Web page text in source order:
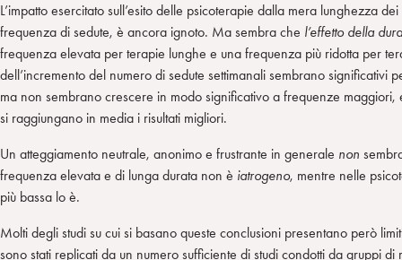
L’impatto esercitato sull’esito delle psicoterapie dalla mera lunghezza
frequenza di sedute, è ancora ignoto. Ma sembra che l’effetto della
frequenza elevata per terapie lunghe e una frequenza più ridotta per
dell’incremento del numero di sedute settimanali sembrano significativi
ma non sembrano crescere in modo significativo a frequenze
si raggiungano in media i risultati migliori.
Un atteggiamento neutrale, anonimo e frustrante in generale non
frequenza elevata e di lunga durata non è iatrogeno, mentre nelle
più bassa lo è.
Molti degli studi su cui si basano queste conclusioni presentano però
sono stati replicati da un numero sufficiente di studi condotti da gruppi